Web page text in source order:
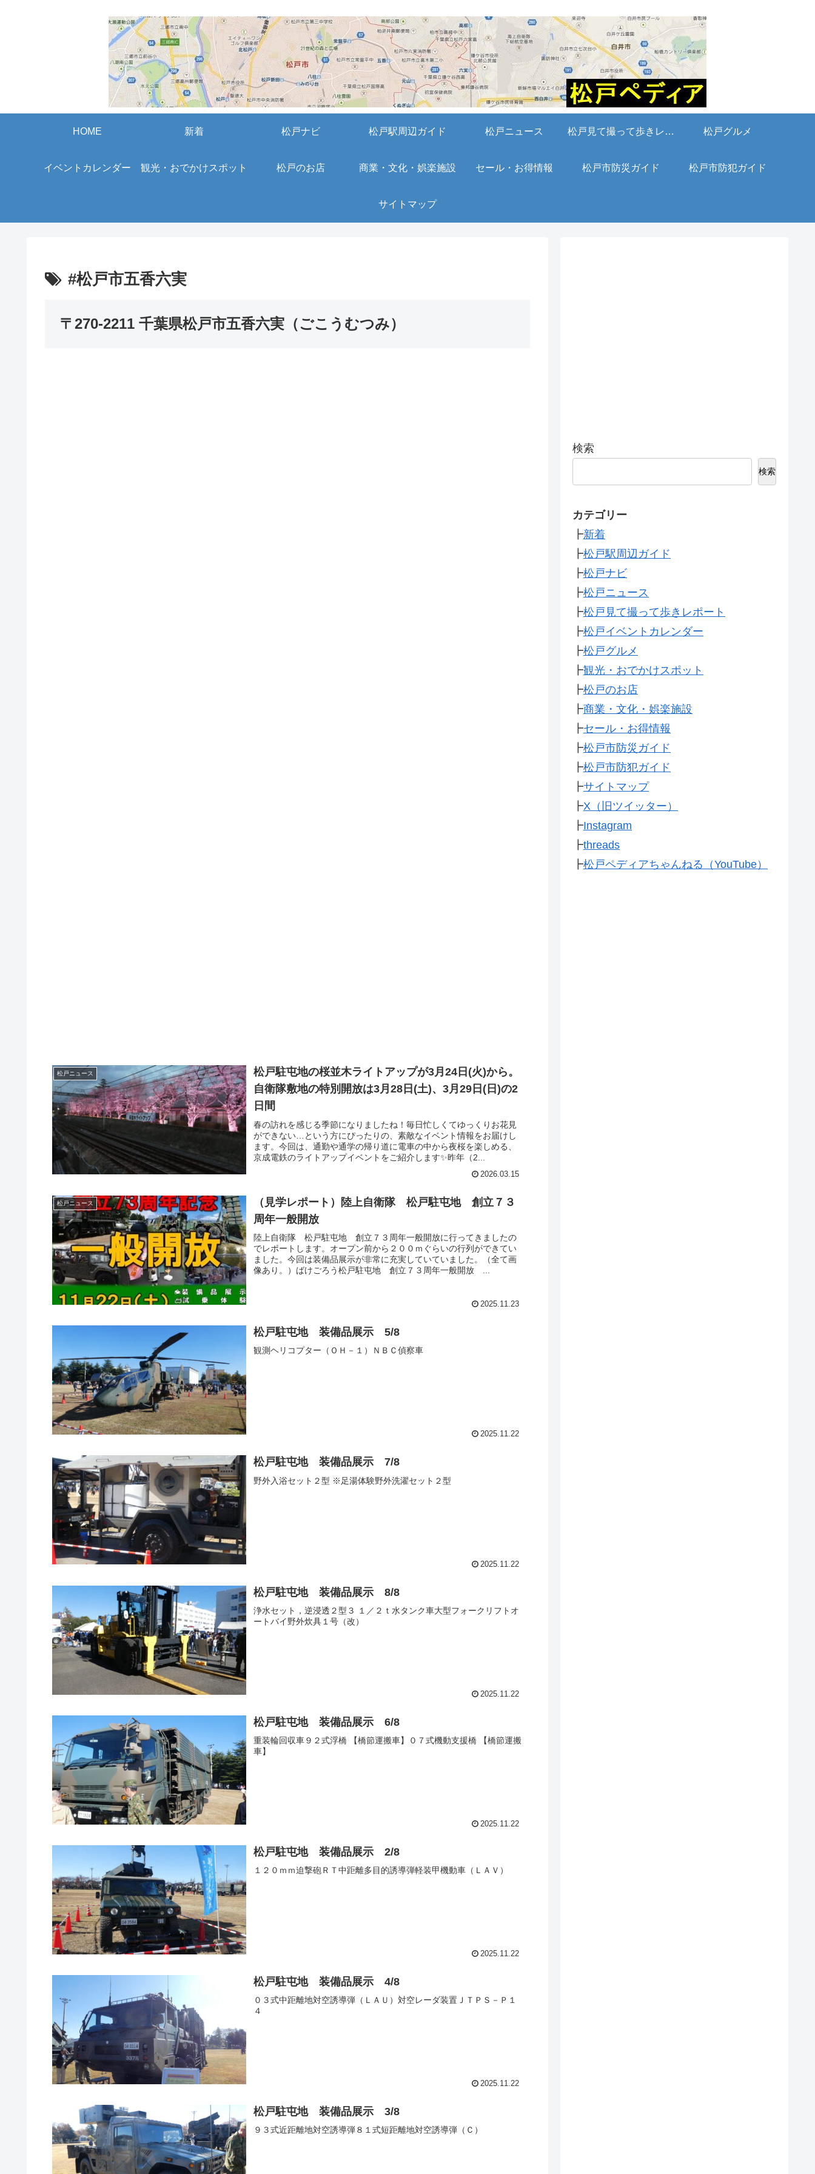
HOME 新着 松戸ナビ 松戸駅周辺ガイド 松戸ニュース 松戸見て撮って歩きレポート 松戸グルメ
イベントカレンダー 観光・おでかけスポット 松戸のお店 商業・文化・娯楽施設 セール・お得情報 松戸市防災ガイド 松戸市防犯ガイド
サイトマップ
#松戸市五香六実
〒270-2211 千葉県松戸市五香六実（ごこうむつみ）
松戸ニュース
松戸駐屯地の桜並木ライトアップが3月24日(火)から。
自衛隊敷地の特別開放は3月28日(土)、3月29日(日)の2
日間
春の訪れを感じる季節になりましたね！毎日忙しくてゆっくりお花見
ができない…という方にぴったりの、素敵なイベント情報をお届けし
ます。今回は、通勤や通学の帰り道に電車の中から夜桜を楽しめる、
京成電鉄のライトアップイベントをご紹介します✨昨年（2...
2026.03.15
松戸ニュース
（見学レポート）陸上自衛隊 松戸駐屯地 創立７３
周年一般開放
陸上自衛隊 松戸駐屯地 創立７３周年一般開放に行ってきましたの
でレポートします。オープン前から２００ｍぐらいの行列ができてい
ました。今回は装備品展示が非常に充実していていました。（全て画
像あり。）ばけごろう松戸駐屯地 創立７３周年一般開放 ...
2025.11.23
松戸駐屯地 装備品展示 5/8
観測ヘリコプター（ＯＨ－１）ＮＢＣ偵察車
2025.11.22
松戸駐屯地 装備品展示 7/8
野外入浴セット２型 ※足湯体験野外洗濯セット２型
2025.11.22
松戸駐屯地 装備品展示 8/8
浄水セット，逆浸透２型３ １／２ｔ水タンク車大型フォークリフトオ
ートバイ野外炊具１号（改）
2025.11.22
松戸駐屯地 装備品展示 6/8
重装輪回収車９２式浮橋 【橋節運搬車】０７式機動支援橋 【橋節運搬
車】
2025.11.22
松戸駐屯地 装備品展示 2/8
１２０ｍｍ迫撃砲ＲＴ中距離多目的誘導弾軽装甲機動車（ＬＡＶ）
2025.11.22
松戸駐屯地 装備品展示 4/8
０３式中距離地対空誘導弾（ＬＡＵ）対空レーダ装置ＪＴＰＳ－Ｐ１
４
2025.11.22
松戸駐屯地 装備品展示 3/8
９３式近距離地対空誘導弾８１式短距離地対空誘導弾（Ｃ）
検索
検索
カテゴリー
┣新着
┣松戸駅周辺ガイド
┣松戸ナビ
┣松戸ニュース
┣松戸見て撮って歩きレポート
┣松戸イベントカレンダー
┣松戸グルメ
┣観光・おでかけスポット
┣松戸のお店
┣商業・文化・娯楽施設
┣セール・お得情報
┣松戸市防災ガイド
┣松戸市防犯ガイド
┣サイトマップ
┣X（旧ツイッター）
┣Instagram
┣threads
┣松戸ペディアちゃんねる（YouTube）